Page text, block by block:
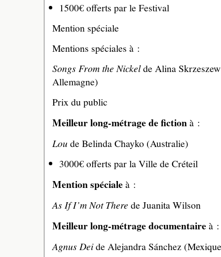
1500€ offerts par le Festival
Mention spéciale
Mentions spéciales à :
Songs From the Nickelde Alina
Allemagne)
Prix du public
Meilleur long-métrage de fictionà :
Lou de Belinda Chayko (Australie)
3000€ offerts par la Ville de Créteil
Mention spécialeà :
As If I’m Not There de Juanita Wilson
Meilleur long-métrage documentaireà :
Agnus Deide Alejandra Sánchez